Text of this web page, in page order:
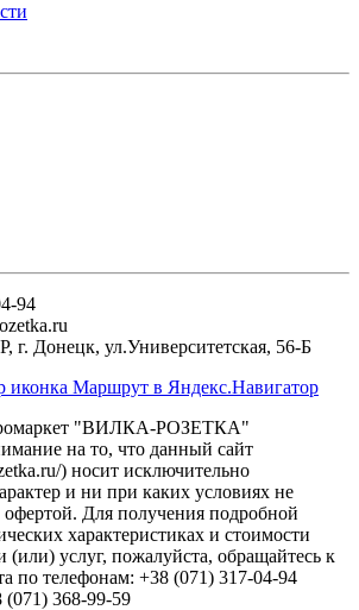
94
г. Донецк, ул.Университетская, 56-Б
Маршрут в Яндекс.Навигатор
"ВИЛКА-РОЗЕТКА"
на то, что данный сайт
) носит исключительно
и ни при каких условиях не
офертой. Для получения подробной
характеристиках и стоимости
(или) услуг, пожалуйста, обращайтесь к
по телефонам: +38 (071) 317-04-94
(071) 368-99-59